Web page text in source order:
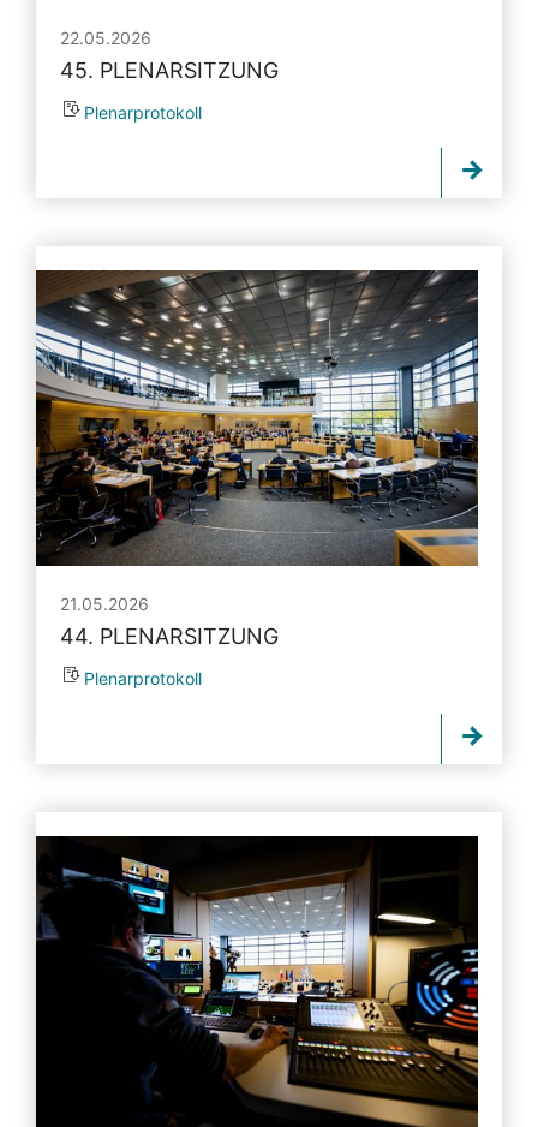
22.05.2026
45. PLENARSITZUNG
Plenarprotokoll
21.05.2026
44. PLENARSITZUNG
Plenarprotokoll